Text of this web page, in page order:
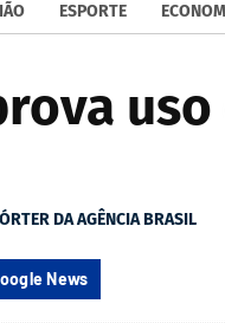
ESPORTE
DA AGÊNCIA BRASIL
News